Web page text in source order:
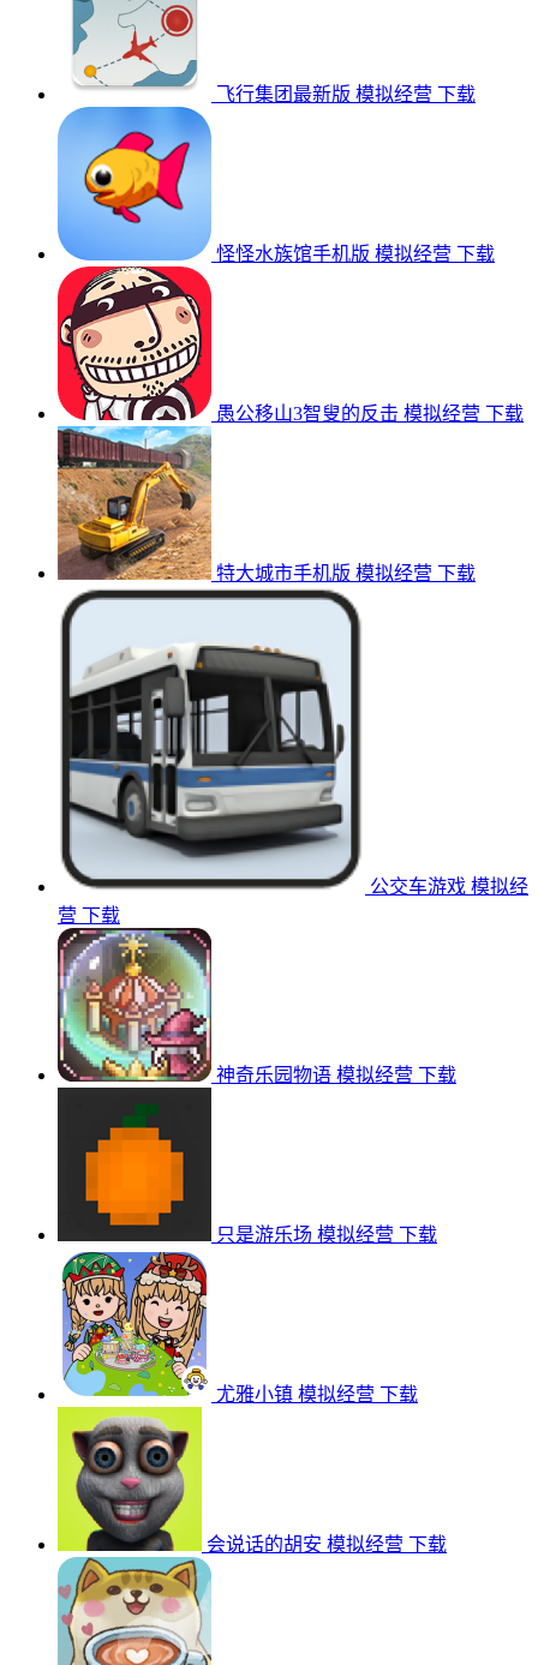
飞行集团最新版 模拟经营 下载
怪怪水族馆手机版 模拟经营 下载
愚公移山3智叟的反击 模拟经营 下载
特大城市手机版 模拟经营 下载
公交车游戏 模拟经
营 下载
神奇乐园物语 模拟经营 下载
只是游乐场 模拟经营 下载
尤雅小镇 模拟经营 下载
会说话的胡安 模拟经营 下载